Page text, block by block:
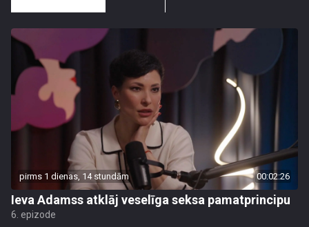
pirms 1 dienas, 14 stundām 00:02:26
Ieva Adamss atklāj veselīga seksa pamatprincipu
6. epizode